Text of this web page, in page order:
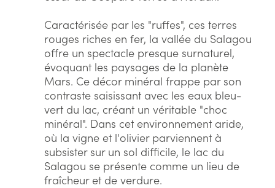
Caractérisée par les "ruffes", ces terres
rouges riches en fer, la vallée du Salagou
offre un spectacle presque surnaturel,
évoquant les paysages de la planète
Mars. Ce décor minéral frappe par son
contraste saisissant avec les eaux bleu-
vert du lac, créant un véritable "choc
minéral". Dans cet environnement aride,
où la vigne et l'olivier parviennent à
subsister sur un sol difficile, le lac du
Salagou se présente comme un lieu de
fraîcheur et de verdure.